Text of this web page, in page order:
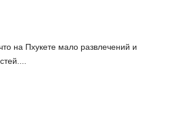
на Пхукете мало развлечений и